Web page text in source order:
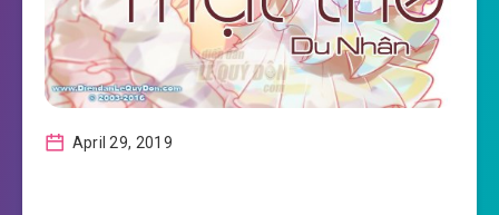
April 29, 2019